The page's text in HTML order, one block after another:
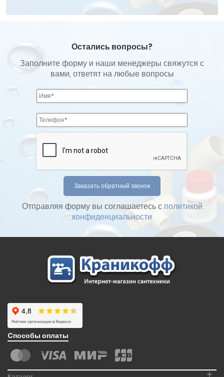
Остались вопросы?
Заполните форму и наши менеджеры свяжутся с
вами, ответят на любые вопросы
Отправляя форму вы соглашаетесь с политикой
конфиденциальности
Cпособы оплаты
+